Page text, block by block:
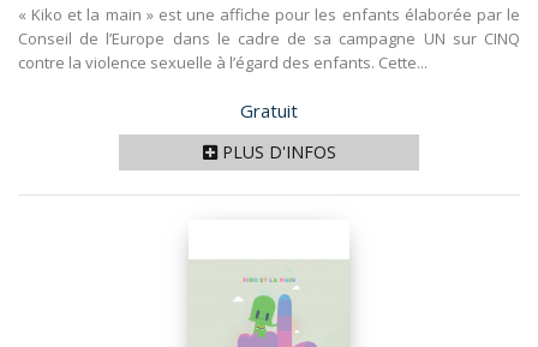
« Kiko et la main » est une affiche pour les enfants élaborée par le
Conseil de l’Europe dans le cadre de sa campagne UN sur CINQ
contre la violence sexuelle à l’égard des enfants. Cette...
Prix
Gratuit
PLUS D'INFOS